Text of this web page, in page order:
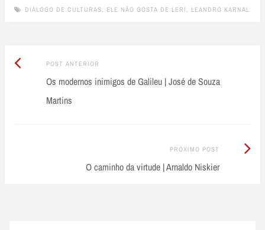
DIÁLOGO DE CULTURAS, ELE NÃO GOSTA DE LER! , LEANDRO KARNAL
Post
navigation
POST ANTERIOR
Anterior:
Os modernos inimigos de Galileu | José de Souza
Martins
PRÓXIMO POST
O caminho da virtude | Arnaldo Niskier
Próximo